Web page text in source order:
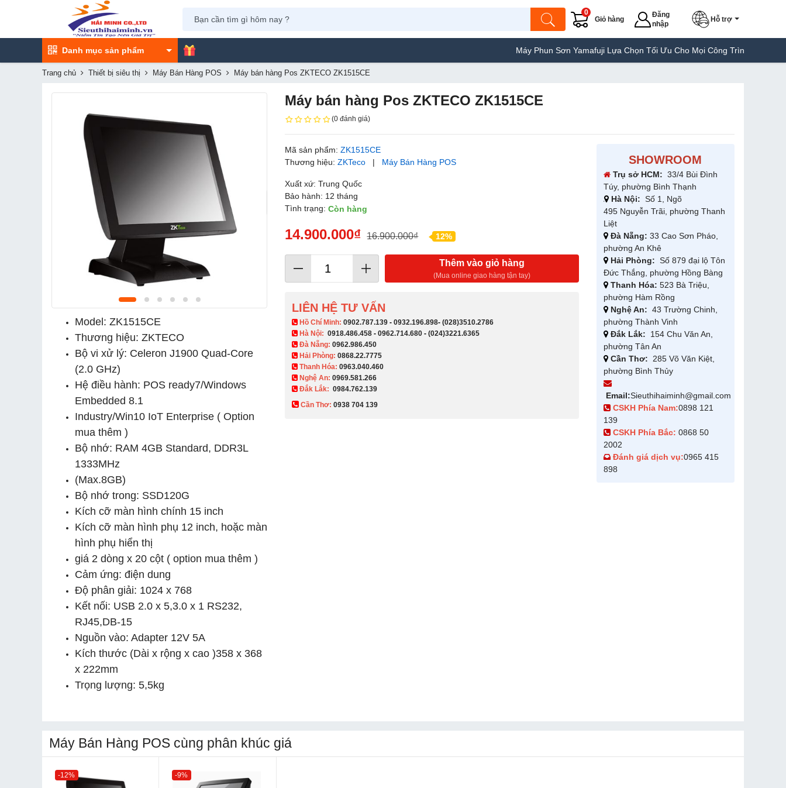
Giỏ hàng
0
Đăng
nhập
Hỗ trợ
Danh mục sản phẩm Máy Phun Sơn Yamafuji Lựa Chọn Tối Ưu Cho Mọi Công Trình Máy Hàn Túi
Trang chủ Thiết bị siêu thị Máy Bán Hàng POS Máy bán hàng Pos ZKTECO ZK1515CE
Model: ZK1515CE
Thương hiệu: ZKTECO
Bộ vi xử lý: Celeron J1900 Quad-Core
(2.0 GHz)
Hệ điều hành: POS ready7/Windows
Embedded 8.1
Industry/Win10 IoT Enterprise ( Option
mua thêm )
Bộ nhớ: RAM 4GB Standard, DDR3L
1333MHz
(Max.8GB)
Bộ nhớ trong: SSD120G
Kích cỡ màn hình chính 15 inch
Kích cỡ màn hình phụ 12 inch, hoặc màn
hình phụ hiển thị
giá 2 dòng x 20 cột ( option mua thêm )
Cảm ứng: điện dung
Độ phân giải: 1024 x 768
Kết nối: USB 2.0 x 5,3.0 x 1 RS232,
RJ45,DB-15
Nguồn vào: Adapter 12V 5A
Kích thước (Dài x rộng x cao )358 x 368
x 222mm
Trọng lượng: 5,5kg
Máy bán hàng Pos ZKTECO ZK1515CE
(0 đánh giá)
Mã sản phẩm:ZK1515CE
Thương hiệu:ZKTeco | Máy Bán Hàng POS
Xuất xứ: Trung Quốc
Bảo hành: 12 tháng
Tình trạng:Còn hàng
14.900.000₫ 16.900.000₫ 12%
Thêm vào giỏ hàng
(Mua online giao hàng tận tay)
LIÊN HỆ TƯ VẤN
​ Hồ Chí Minh:0902.787.139 -0932.196.898-(028)3510.2786
Hà Nội:0918.486.458 -0962.714.680 -(024)3221.6365
Đà Nẵng:0962.986.450
Hải Phòng:0868.22.7775
Thanh Hóa:0963.040.460
Nghệ An:0969.581.266
Đắk Lắk: 0984.762.139
Cần Thơ:0938 704 139​
SHOWROOM
Trụ sở HCM: 33/4 Bùi Đình
Túy, phường Bình Thạnh
Hà Nội: Số 1, Ngõ
495 Nguyễn Trãi, phường Thanh
Liệt
Đà Nẵng: 33 Cao Sơn Pháo,
phường An Khê
Hải Phòng: Số 879 đại lộ Tôn
Đức Thắng, phường Hồng Bàng
Thanh Hóa: 523 Bà Triệu,
phường Hàm Rồng
Nghệ An: 43 Trường Chinh,
phường Thành Vinh
Đắk Lắk: 154 Chu Văn An,
phường Tân An
Cần Thơ: 285 Võ Văn Kiệt,
phường Bình Thủy
Email:Sieuthihaiminh@gmail.com
CSKH Phía Nam:0898 121
139
CSKH Phía Bắc: 0868 50
2002
Đánh giá dịch vụ:0965 415
898
Máy Bán Hàng POS cùng phân khúc giá
-12% -9%